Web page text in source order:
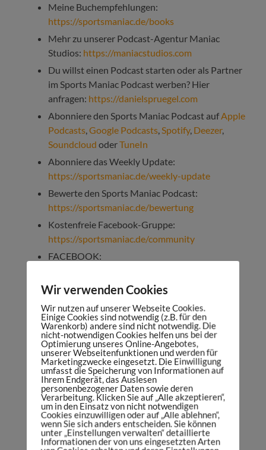
Meine Buchempfehlungen:
https://sportsmaniac.de/books
Mehr zu unserer Podcast-Agentur Maniac
Studios: https://maniacstudios.com
Du willst einen Podcast starten oder als Partner
im Sports Maniac Podcast werben? Hier
anfragen: https://danielspruegel.com
Abonniere den Sports Maniac Podcast aufApple
Podcasts,Google Podcasts,Spotify, Deezer,
Soundcloud oderTuneIn
Abonniere das Weekly Update:
https://sportsmaniac.de/weekly-update
Bewerte den Sports Maniac Podcast:
https://sportsmaniac.de/bewertung
Kostenfreie Facebook-Gruppe:
https://sportsmaniac.de/community
FACEBOOK:
INSTAGRAM:
http://instagram.com/danielspruegel
TWITTER:https://twitter.com/DanielSpruegel
LINKEDIN:
https://www.linkedin.com/company/sports-
maniac
Mein Podcast-Equipment:
https://sportsmaniac.de/meinsetup
Wir verwenden Cookies
Wir nutzen auf unserer Webseite Cookies.
Einige Cookies sind notwendig (z.B. für den
Warenkorb) andere sind nicht notwendig. Die
nicht-notwendigen Cookies helfen uns bei der
Optimierung unseres Online-Angebotes,
unserer Webseitenfunktionen und werden für
Marketingzwecke eingesetzt. Die Einwilligung
umfasst die Speicherung von Informationen auf
Ihrem Endgerät, das Auslesen
personenbezogener Daten sowie deren
Verarbeitung. Klicken Sie auf „Alle akzeptieren“,
um in den Einsatz von nicht notwendigen
Cookies einzuwilligen oder auf „Alle ablehnen“,
wenn Sie sich anders entscheiden. Sie können
unter „Einstellungen verwalten“ detaillierte
Informationen der von uns eingesetzten Arten